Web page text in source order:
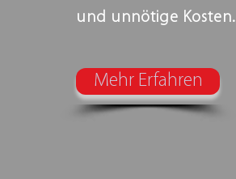
und unnötige Kosten.
Mehr Erfahren